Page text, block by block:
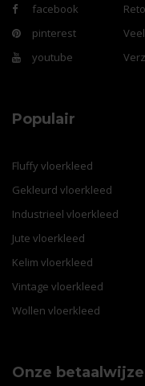
facebook
pinterest
youtube
Populair
Fluffy vloerkleed
Gekleurd vloerkleed
Industrieel vloerkleed
Jute vloerkleed
Kelim vloerkleed
Vintage vloerkleed
Wollen vloerkleed
Onze